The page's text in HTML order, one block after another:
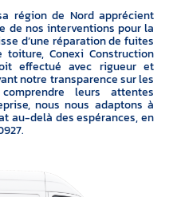
région de Nord apprécient
de nos interventions pour la
d’une réparation de fuites
Conexi Construction
effectué avec rigueur et
notre transparence sur les
leurs attentes
nous nous adaptons à
au-delà des espérances, en